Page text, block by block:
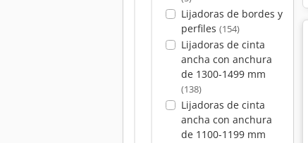
Lijadoras de bordes y
perfiles (154)
Lijadoras de cinta
ancha con anchura
de 1300-1499 mm
(138)
Lijadoras de cinta
ancha con anchura
de 1100-1199 mm